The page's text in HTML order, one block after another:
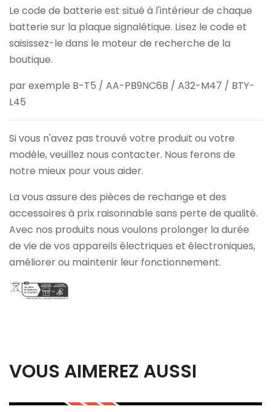
Le code de batterie est situé à l'intérieur de chaque
batterie sur la plaque signalétique. Lisez le code et
saisissez-le dans le moteur de recherche de la
boutique.
par exemple B-T5 / AA-PB9NC6B / A32-M47 / BTY-
L45
Si vous n'avez pas trouvé votre produit ou votre
modèle, veuillez nous contacter. Nous ferons de
notre mieux pour vous aider.
La vous assure des pièces de rechange et des
accessoires à prix raisonnable sans perte de qualité.
Avec nos produits nous voulons prolonger la durée
de vie de vos appareils électriques et électroniques,
améliorer ou maintenir leur fonctionnement.
VOUS AIMEREZ AUSSI